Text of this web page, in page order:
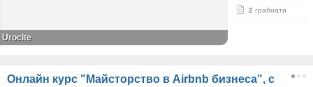
2 грабнати
Urocite
Онлайн курс "Майсторство в Airbnb бизнеса", с